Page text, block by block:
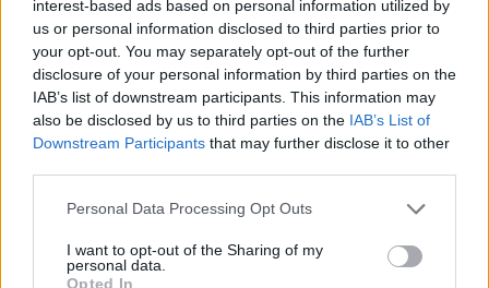
interest-based ads based on personal information utilized by
us or personal information disclosed to third parties prior to
your opt-out. You may separately opt-out of the further
disclosure of your personal information by third parties on the
IAB’s list of downstream participants. This information may
also be disclosed by us to third parties on the IAB’s List of
Downstream Participants that may further disclose it to other
Personal Data Processing Opt Outs
I want to opt-out of the Sharing of my
personal data.
Opted In
Σουρλάς Ιωάννης. Οι δημοτικοί σύμβουλοι
Αλειφέρη Παναγιώτα, Τσαφατίνου Κατερίνα,
Μαυρομιχάλης Κωνσταντίνος και Νικολινάκος
Παναγιώτης, εκπρόσωποι φορέων και πλήθος
κόσμου.